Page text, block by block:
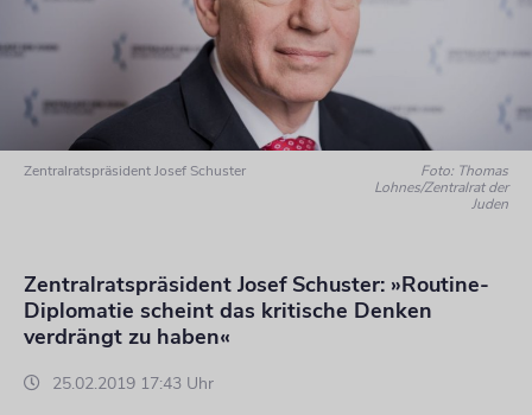
Zentralratspräsident Josef Schuster
Foto: Thomas
Lohnes/Zentralrat der
Juden
Zentralratspräsident Josef Schuster: »Routine-
Diplomatie scheint das kritische Denken
verdrängt zu haben«
25.02.2019 17:43 Uhr